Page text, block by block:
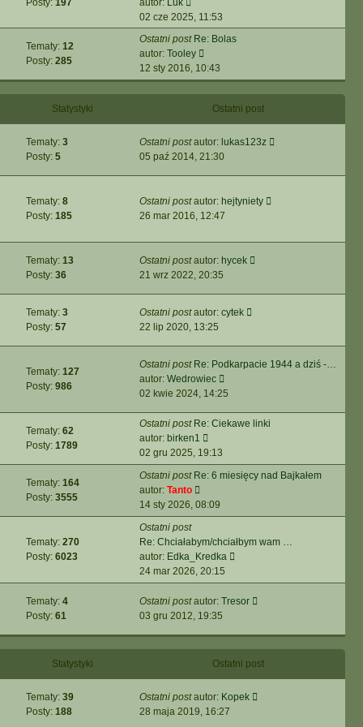
Posty: 197 autor: Luk
najnowszy
post
02 cze 2025, 11:53
Tematy: 12
Posty: 285
Ostatni post Re: Bolas
autor: Tooley
najnowszy
post
12 sty 2016, 10:43
Statystyki Ostatni post
Tematy: 3
Posty: 5
Ostatni postautor: lukas123z
05 paź 2014, 21:30
Tematy: 8
Posty: 185
Ostatni postautor: hejtyniety
26 mar 2016, 12:47
Tematy: 13
Posty: 36
Ostatni postautor: hycek
21 wrz 2022, 20:35
Tematy: 3
Posty: 57
Ostatni postautor: cytek
22 lip 2020, 13:25
Tematy: 127
Posty: 986
Ostatni post Re: Podkarpacie 1944 a dziś -…
autor: Wedrowiec
najnowszy
02 kwie 2024, 14:25
Tematy: 62
Posty: 1789
Ostatni post Re: Ciekawe linki
autor: birken1
najnowszy
post
02 gru 2025, 19:13
Tematy: 164
Posty: 3555
Ostatni post Re: 6 miesięcy nad Bajkałem
autor: Tanto
najnowszy
post
14 sty 2026, 08:09
Tematy: 270
Posty: 6023
Ostatni post
Re: Chciałabym/chciałbym wam …
autor: Edka_Kredka
post
24 mar 2026, 20:15
Tematy: 4
Posty: 61
Ostatni postautor: Tresor
03 gru 2012, 19:35
Statystyki Ostatni post
Tematy: 39
Posty: 188
Ostatni postautor: Kopek
28 maja 2019, 16:27